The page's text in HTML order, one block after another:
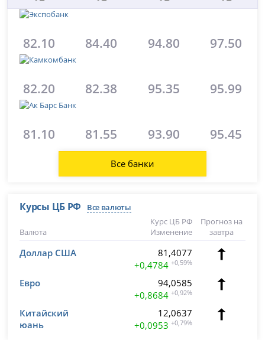
82.10 84.40 94.80 97.50
82.20 82.38 95.35 95.99
81.10 81.55 93.90 95.45
Все банки
Курсы ЦБ РФ Все валюты
Валюта
Курс ЦБ РФ
Изменение
Прогноз на
завтра
Доллар США
81,4077
+0,4784 +0,59%
Евро
94,0585
+0,8684 +0,92%
Китайский
юань
12,0637
+0,0953 +0,79%